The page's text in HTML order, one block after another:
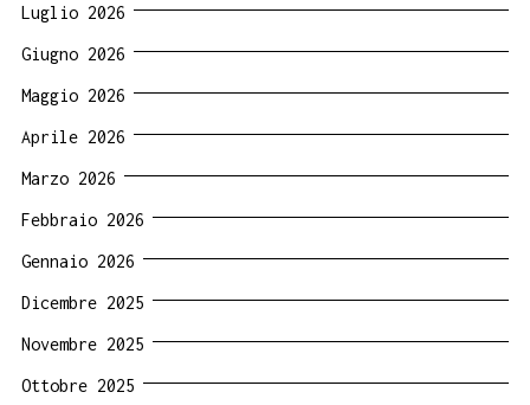
Luglio 2026
Giugno 2026
Maggio 2026
Aprile 2026
Marzo 2026
Febbraio 2026
Gennaio 2026
Dicembre 2025
Novembre 2025
Ottobre 2025